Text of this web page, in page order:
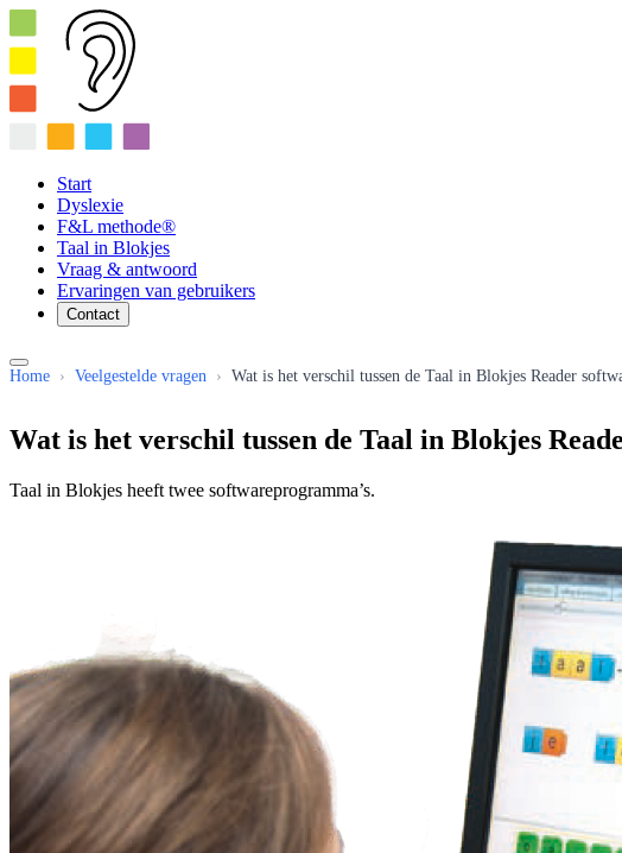
Start
Dyslexie
F&L methode®
Taal in Blokjes
Vraag & antwoord
Ervaringen van gebruikers
Contact
Home › Veelgestelde vragen › Wat is het verschil tussen de Taal in Blokjes Reader
Wat is het verschil tussen de Taal in Blokjes
Taal in Blokjes heeft twee softwareprogramma’s.